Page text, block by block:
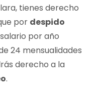
tienes derecho
por despido
por año
24 mensualidades
derecho a la
.